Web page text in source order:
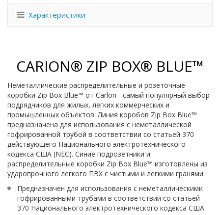
Характеристики
CARION® ZIP BOX® BLUE™
Неметаллические распределительные и розеточные
коробки Zip Box Blue™ от Carlon - самый популярный выбор
подрядчиков для жилых, легких коммерческих и
промышленных объектов. Линия коробов Zip Box Blue™
предназначена для использования с неметаллической
гофрированной трубой в соответствии со статьей 370
действующего Национального электротехнического
кодекса США (NEC). Синие подрозетники и
распределительные коробки Zip Box Blue™ изготовлены из
ударопрочного легкого ПВХ с чистыми и легкими гранями.
Предназначен для использования с неметаллическими
гофрированными трубами в соответствии со статьей
370 Национального электротехнического кодекса США